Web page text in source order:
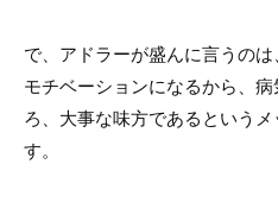
で、アドラーが盛んに言うの
モチベーションになるから、
ろ、大事な味方であるという
す。